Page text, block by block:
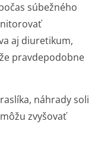
súbežného
aj diuretikum,
pravdepodobne
náhrady soli
zvyšovať